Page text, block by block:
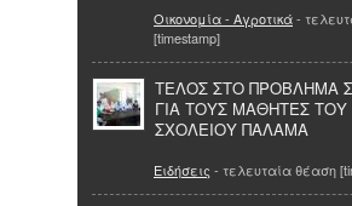
Οικονομία - Αγροτικά-
[timestamp]
ΤΕΛΟΣ ΣΤΟ ΠΡΟΒΛΗΜΑ
ΓΙΑ ΤΟΥΣ ΜΑΘΗΤΕΣ
ΣΧΟΛΕΙΟΥ ΠΑΛΑΜΑ
Ειδήσεις - τελευταία θέαση